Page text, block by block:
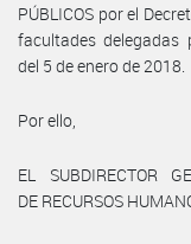
PÚBLICOS por el
facultades delegadas
del 5 de enero de 2018.
Por ello,
EL SUBDIRECTOR
DE RECURSOS